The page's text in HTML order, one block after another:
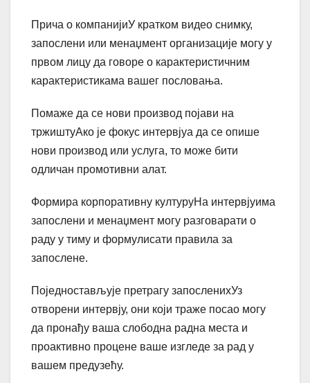
Прича о компанијиУ кратком видео снимку,
запослени или менаџмент организације могу у
првом лицу да говоре о карактеристичним
карактеристикама вашег пословања.
Помаже да се нови производ појави на
тржиштуАко је фокус интервјуа да се опише
нови производ или услуга, то може бити
одличан промотивни алат.
Формира корпоративну културуНа интервјуима
запослени и менаџмент могу разговарати о
раду у тиму и формулисати правила за
запослене.
Поједностављује претрагу запосленихУз
отворени интервју, они који траже посао могу
да пронађу ваша слободна радна места и
проактивно процене ваше изгледе за рад у
вашем предузећу.